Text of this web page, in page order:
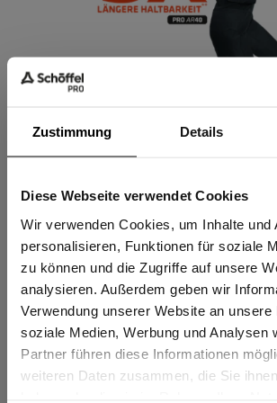
Zustimmung Details
Diese Webseite verwendet Cookies
Wir verwenden Cookies, um Inhalte und
personalisieren, Funktionen für soziale
zu können und die Zugriffe auf unsere
analysieren. Außerdem geben wir
Verwendung unserer Website an unsere
soziale Medien, Werbung und Analysen
Partner führen diese Informationen
weiteren Daten zusammen, die Sie
Maximale Performance trifft auf
Meistermacher Arbeitshose setzt mit
Sorona®-Gewebe neue Maßstäbe in Sachen
Elastizität und Strapazierfähigkeit. Die
Materialien sorgen für ein angenehmes
beinhalten nachwachsende Rohstoffe und
Robustheit mit Umweltbewusstsein. Dank
Zertifizierung bietet unser Testsieger
Sind Sie
Ich bestätige, dass ich
Preise werden netto